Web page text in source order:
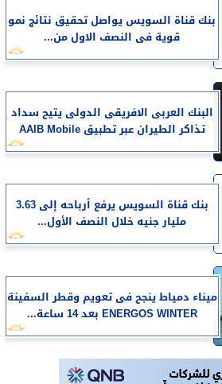
بنك قناة السويس يواصل تحقيق نتائج نمو
قوية فى النصف الاول من...
البنك العربى الافريقى الدولى يتيح سداد
تذاكر الطيران عبر تطبيق AAIB Mobile
بنك قناة السويس يرفع أرباحه إلى 3.63
مليار جنيه خلال النصف الأول...
​ميناء دمياط ينجح فى تعويم وقطر السفينة
ENERGOS WINTER بعد 14 ساعة...